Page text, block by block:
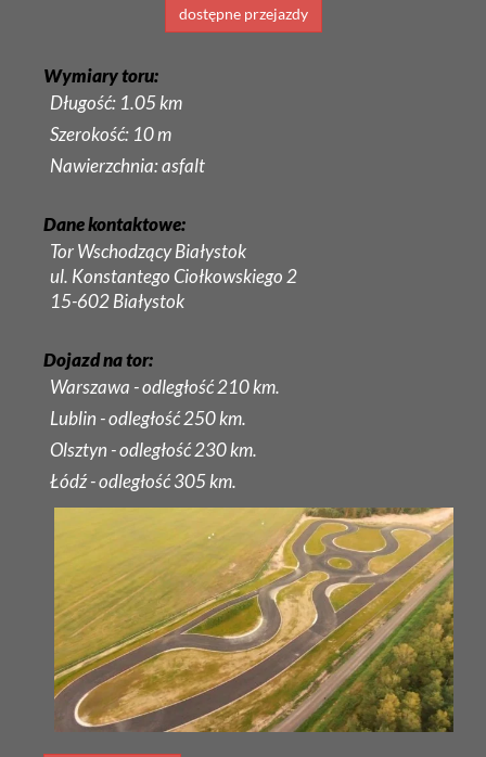
dostępne przejazdy
Wymiary toru:
Długość: 1.05 km
Szerokość: 10 m
Nawierzchnia: asfalt
Dane kontaktowe:
Tor Wschodzący Białystok
ul. Konstantego Ciołkowskiego 2
15-602 Białystok
Dojazd na tor:
Warszawa - odległość 210 km.
Lublin - odległość 250 km.
Olsztyn - odległość 230 km.
Łódź - odległość 305 km.